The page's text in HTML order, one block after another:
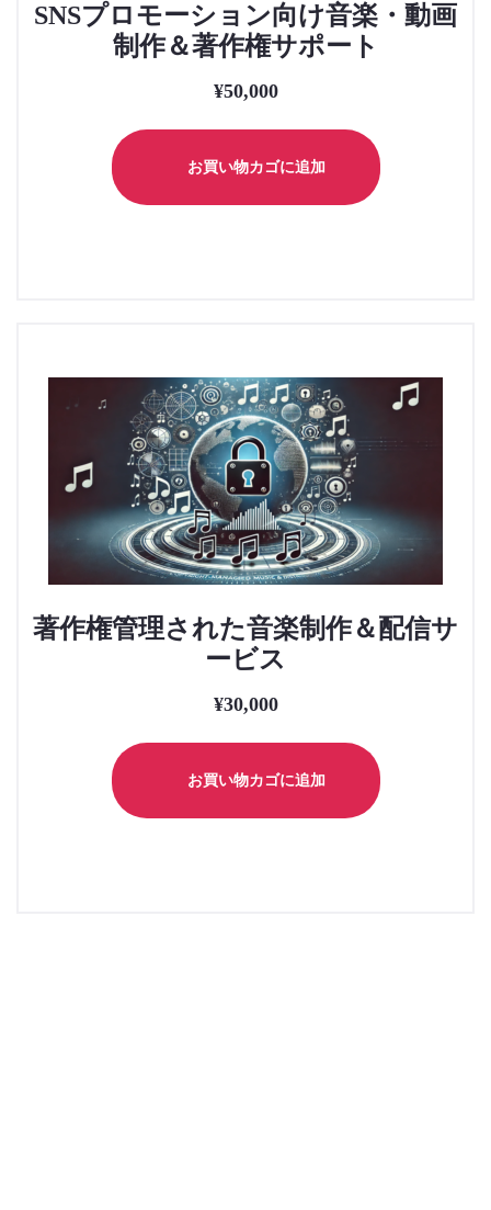
SNSプロモーション向け音楽・動画
制作＆著作権サポート
¥50,000
お買い物カゴに追加
著作権管理された音楽制作＆配信サ
ービス
¥30,000
お買い物カゴに追加